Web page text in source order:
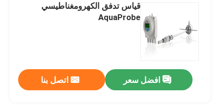
قياس تدفق الكهرومغناطيسي
AquaProbe
افضل سعر اتصل بنا